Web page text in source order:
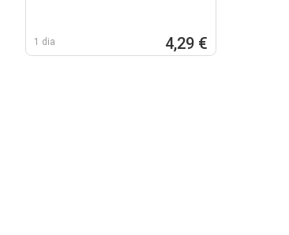
1 dia 4,29 €